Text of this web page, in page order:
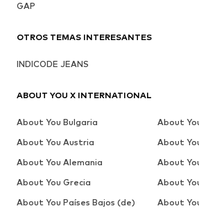
GAP
OTROS TEMAS INTERESANTES
INDICODE JEANS
ABOUT YOU X INTERNATIONAL
About You Bulgaria
About
About You Austria
About
About You Alemania
About
About You Grecia
About
About You Países Bajos (de)
About